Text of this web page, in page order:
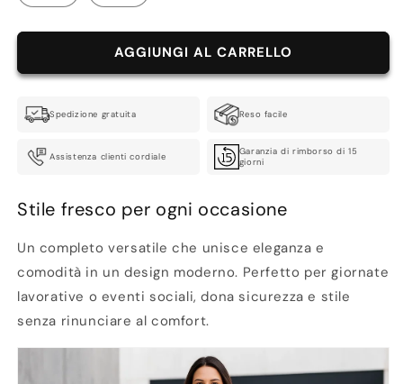
AGGIUNGI AL CARRELLO
Spedizione gratuita Reso facile
Assistenza clienti cordiale
Garanzia di rimborso di 15
giorni
Stile fresco per ogni occasione
Un completo versatile che unisce eleganza e
comodità in un design moderno. Perfetto per giornate
lavorative o eventi sociali, dona sicurezza e stile
senza rinunciare al comfort.